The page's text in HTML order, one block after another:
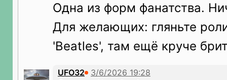
Одна из форм фанатства.
Для желающих: гляньте
'Beatles', там ещё круче
UFO32